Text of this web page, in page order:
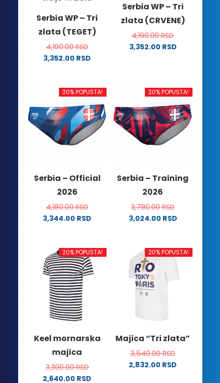
Serbia WP – Tri
zlata (TEGET)
4,190.00RSD
3,352.00 RSD
ima
varijanti.
Opcije
mogu
biti
stranici
proizvoda.
Serbia WP – Tri
zlata (CRVENE)
4,190.00RSD
3,352.00 RSD
više
varijanti.
Opcije
mogu
biti
izabrane
proizvoda.
20% POPUSTA!
Serbia – Official
2026
4,180.00RSD
3,344.00 RSD
ima
više
varijanti.
Opcije
mogu
biti
izabrane
stranici
proizvoda.
20% POPUSTA!
Serbia – Training
2026
3,780.00RSD
3,024.00 RSD
ima
više
varijanti.
Opcije
izabrane
stranici
proizvoda.
20% POPUSTA!
Keel mornarska
majica
3,300.00RSD
2,640.00 RSD
20% POPUSTA!
Majica “Tri zlata”
3,540.00RSD
2,832.00 RSD